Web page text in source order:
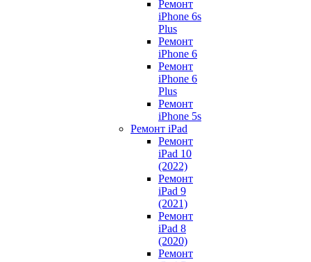
Ремонт
iPhone 6s
Plus
Ремонт
iPhone 6
Ремонт
iPhone 6
Plus
Ремонт
iPhone 5s
Ремонт iPad
Ремонт
iPad 10
(2022)
Ремонт
iPad 9
(2021)
Ремонт
iPad 8
(2020)
Ремонт